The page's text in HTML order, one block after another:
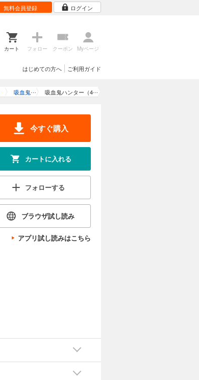
無料会員登録 ログイン
カート フォロー クーポン Myページ
ご利用ガイド
はじめての方へ
吸血鬼
ー
吸血鬼ハンター（4
今すぐ購入
カートに入れる
フォローする
ブラウザ試し読み
アプリ試し読みはこちら
カートに入れる
試し読み
カートに入れる
試し読み
カートに入れる